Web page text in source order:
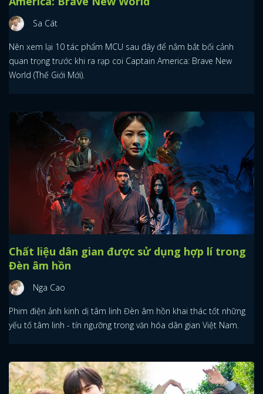
Sa Cát
Nên xem lại 10 tác phẩm MCU sau đây để nắm bắt bối cảnh
quan trọng trước khi ra rạp coi Captain America: Brave New
World (Thế Giới Mới).
Chất liệu dân gian được sử dụng hợp lí trong
Đèn âm hồn
Nga Cao
Phim điện ảnh kinh dị tâm linh Đèn âm hồn khai thác tốt những
yếu tố tâm linh - tín ngưỡng trong văn hóa dân gian Việt Nam.